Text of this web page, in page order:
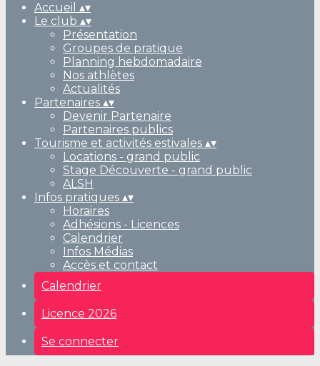
Accueil ▴▾
Le club ▴▾
Présentation
Groupes de pratique
Planning hebdomadaire
Nos athlètes
Actualités
Partenaires ▴▾
Devenir Partenaire
Partenaires publics
Tourisme et activités estivales ▴▾
Locations - grand public
Stage Découverte - grand public
ALSH
Infos pratiques ▴▾
Horaires
Adhésions - Licences
Calendrier
Infos Médias
Accès et contact
Calendrier
Licence 2026
Se connecter